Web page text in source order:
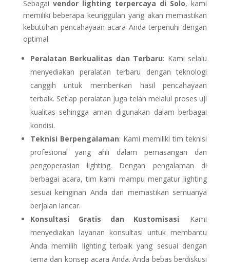
Sebagai vendor lighting terpercaya di Solo, kami
memiliki beberapa keunggulan yang akan memastikan
kebutuhan pencahayaan acara Anda terpenuhi dengan
optimal:
Peralatan Berkualitas dan Terbaru: Kami selalu
menyediakan peralatan terbaru dengan teknologi
canggih untuk memberikan hasil pencahayaan
terbaik. Setiap peralatan juga telah melalui proses uji
kualitas sehingga aman digunakan dalam berbagai
kondisi.
Teknisi Berpengalaman: Kami memiliki tim teknisi
profesional yang ahli dalam pemasangan dan
pengoperasian lighting. Dengan pengalaman di
berbagai acara, tim kami mampu mengatur lighting
sesuai keinginan Anda dan memastikan semuanya
berjalan lancar.
Konsultasi Gratis dan Kustomisasi: Kami
menyediakan layanan konsultasi untuk membantu
Anda memilih lighting terbaik yang sesuai dengan
tema dan konsep acara Anda. Anda bebas berdiskusi